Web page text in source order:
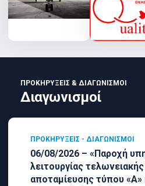
ΠΡΟΚΗΡΎΞΕΙΣ & ΔΙΑΓΩΝΙΣΜΟΊ
Διαγωνισμοί
ΠΡΟΚΗΡΎΞΕΙΣ - ΔΙΑΓΩΝΙΣΜΟΊ
06/08/2026 – «Παροχή
λειτουργίας
αποταμίευσης τύπου «Α»